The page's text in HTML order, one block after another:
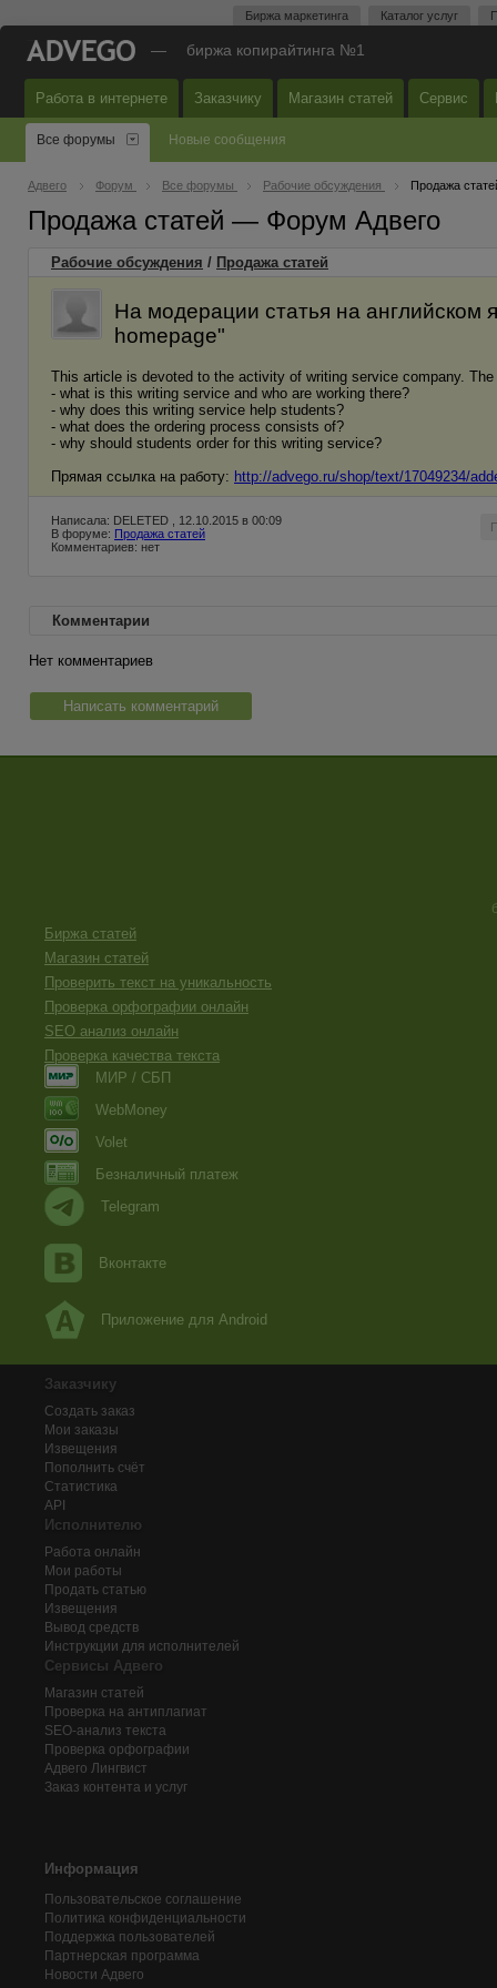
Биржа маркетинга Каталог услуг
— биржа копирайтинга №1
Работа в интернете Заказчику Магазин статей Сервис
Все форумы Новые сообщения
Адвего Форум Все форумы Рабочие обсуждения Продажа
Продажа статей — Форум Адвего
Рабочие обсуждения / Продажа статей
На модерации статья на английском
homepage"
This article is devoted to the activity of writing service company.
- what is this writing service and who are working there?
- why does this writing service help students?
- what does the ordering process consists of?
- why should students order for this writing service?
Прямая ссылка на работу: http://advego.ru/shop/text/17049234/
Написала: DELETED , 12.10.2015 в 00:09
В форуме: Продажа статей
Комментариев: нет
Комментарии
Нет комментариев
Написать комментарий
Биржа статей
Магазин статей
Проверить текст на уникальность
Проверка орфографии онлайн
SEO анализ онлайн
Проверка качества текста
МИР / СБП
WebMoney
Volet
Безналичный платеж
Telegram
Вконтакте
Приложение для Android
Заказчику
Создать заказ
Мои заказы
Извещения
Пополнить счёт
Статистика
API
Исполнителю
Работа онлайн
Мои работы
Продать статью
Извещения
Вывод средств
Инструкции для исполнителей
Сервисы Адвего
Магазин статей
Проверка на антиплагиат
SEO-анализ текста
Проверка орфографии
Адвего Лингвист
Заказ контента и услуг
Информация
Пользовательское соглашение
Политика конфиденциальности
Поддержка пользователей
Партнерская программа
Новости Адвего